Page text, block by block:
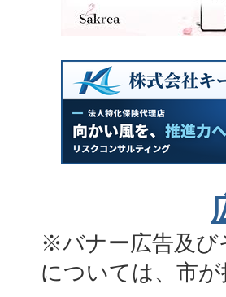
※バナー広告及び
については、市